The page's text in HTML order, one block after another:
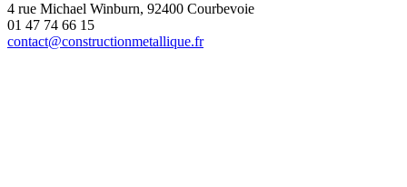
4 rue Michael Winburn, 92400 Courbevoie
01 47 74 66 15
contact@constructionmetallique.fr